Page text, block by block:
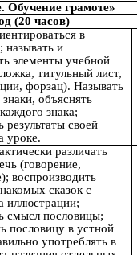
Обучение грамоте»
(20 часов)
в
называть и
элементы учебной
титульный лист,
форзац). Называть
объяснять
знака;
результаты своей
уроке.
различать
(говорение,
воспроизводить
сказок с
иллюстрации;
смысл пословицы;
пословицу в устной
употреблять в